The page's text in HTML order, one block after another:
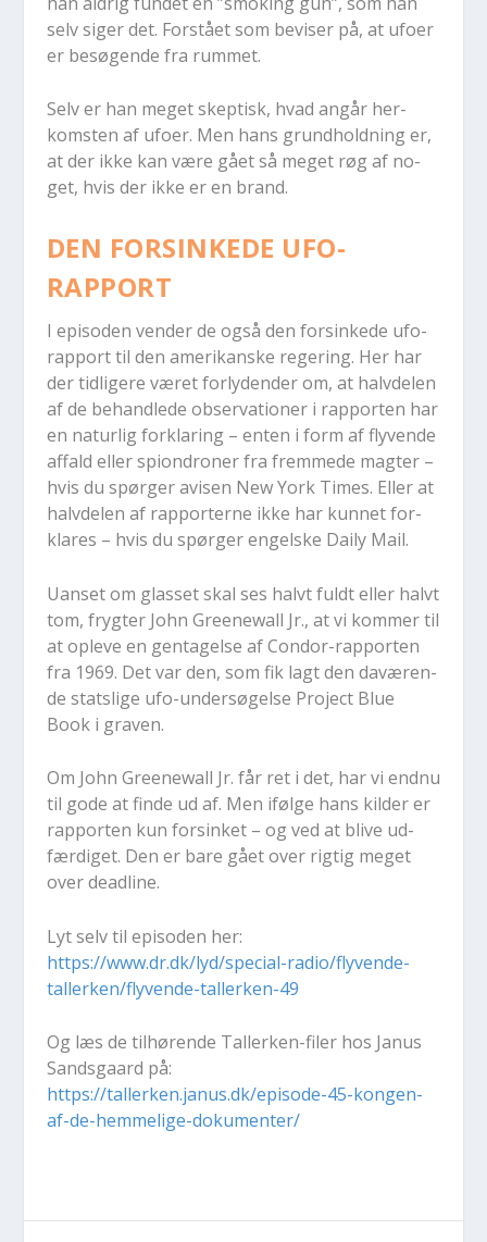
selv si­ger det. For­stå­et som be­vi­ser på, at ufo­er
er be­sø­gen­de fra rummet.
Selv er han me­get skep­tisk, hvad an­går her­
kom­sten af ufo­er. Men hans grund­hold­ning er,
at der ikke kan være gået så me­get røg af no­
get, hvis der ikke er en brand.
DEN FORSINKEDE UFO-
RAPPORT
I epi­so­den ven­der de også den for­sin­ke­de ufo-
rap­port til den ame­ri­kan­ske re­ge­ring. Her har
der tid­li­ge­re væ­ret for­ly­den­der om, at halv­de­len
af de be­hand­le­de ob­ser­va­tio­ner i rap­por­ten har
en na­tur­lig for­kla­ring – en­ten i form af fly­ven­de
af­fald el­ler spiondro­ner fra frem­me­de mag­ter –
hvis du spør­ger avi­sen New York Ti­mes. El­ler at
halv­de­len af rap­por­ter­ne ikke har kun­net for­
kla­res – hvis du spør­ger en­gel­ske Daily Mail.
Uan­set om glas­set skal ses halvt fuldt el­ler halvt
tom, fryg­ter John Gre­e­newall Jr., at vi kom­mer til
at op­le­ve en gen­ta­gel­se af Con­dor-rap­por­ten
fra 1969. Det var den, som fik lagt den da­væ­ren­
de stats­li­ge ufo-un­der­sø­gel­se Pro­ject Blue
Book i graven.
Om John Gre­e­newall Jr. får ret i det, har vi end­nu
til gode at fin­de ud af. Men iføl­ge hans kil­der er
rap­por­ten kun for­sin­ket – og ved at bli­ve ud­
fær­di­get. Den er bare gået over rig­tig me­get
over deadline.
Lyt selv til epi­so­den her:
https://www.dr.dk/lyd/special-radio/flyvende-
tallerken/flyvende-tallerken-49
Og læs de til­hø­ren­de Tal­ler­ken-fi­ler hos Ja­nus
Sands­gaard på:
https://tallerken.janus.dk/episode-45-kongen-
af-de-hemmelige-dokumenter/